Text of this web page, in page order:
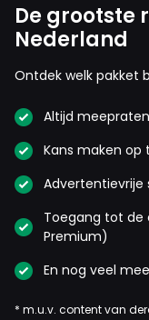
De grootste
Nederland
Ontdek welk pakket
Altijd
Kans maken op
Advertentievrije
Toegang tot de
Premium)
En nog veel
* m.u.v. content van